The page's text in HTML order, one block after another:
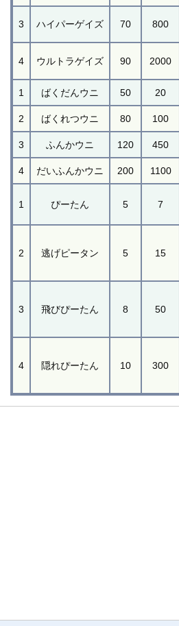
3 ハイパーゲイズ 70 800
4 ウルトラゲイズ 90 2000
1 ばくだんウニ 50 20
2 ばくれつウニ 80 100
3 ふんかウニ 120 450
4 だいふんかウニ 200 1100
1 ぴーたん 5 7
2 逃げピータン 5 15
3 飛びぴーたん 8 50
4 隠れぴーたん 10 300